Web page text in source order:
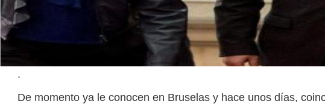
.
De momento ya le conocen en Bruselas y hace unos días,